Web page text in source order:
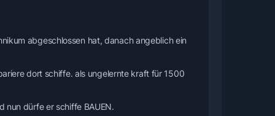
abgeschlossen hat, danach angeblich ein
dort schiffe. als ungelernte kraft für 1500
nun dürfe er schiffe BAUEN.